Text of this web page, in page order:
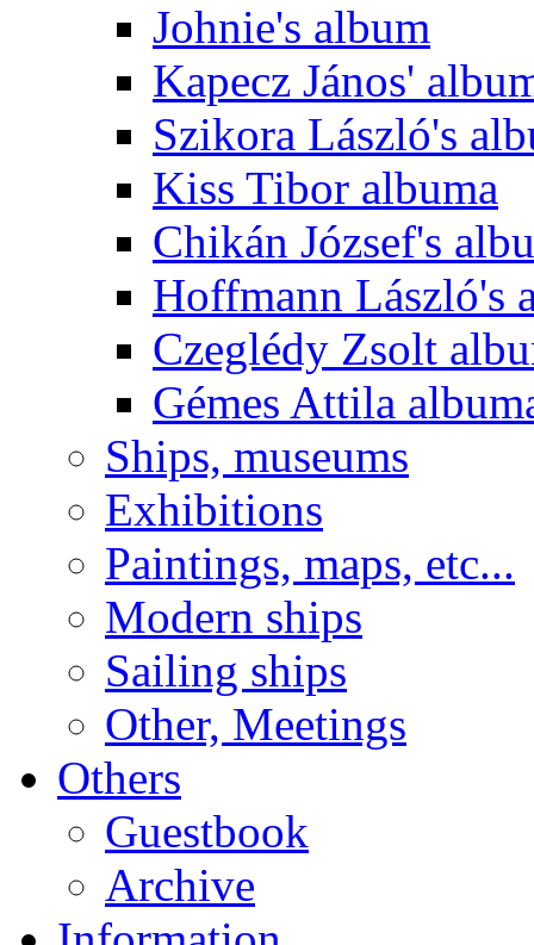
Johnie's album
Kapecz János'
Szikora László's
Kiss Tibor albuma
Chikán József's
Hoffmann László's
Czeglédy Zsolt
Gémes Attila
Ships, museums
Exhibitions
Paintings, maps, etc...
Modern ships
Sailing ships
Other, Meetings
Others
Guestbook
Archive